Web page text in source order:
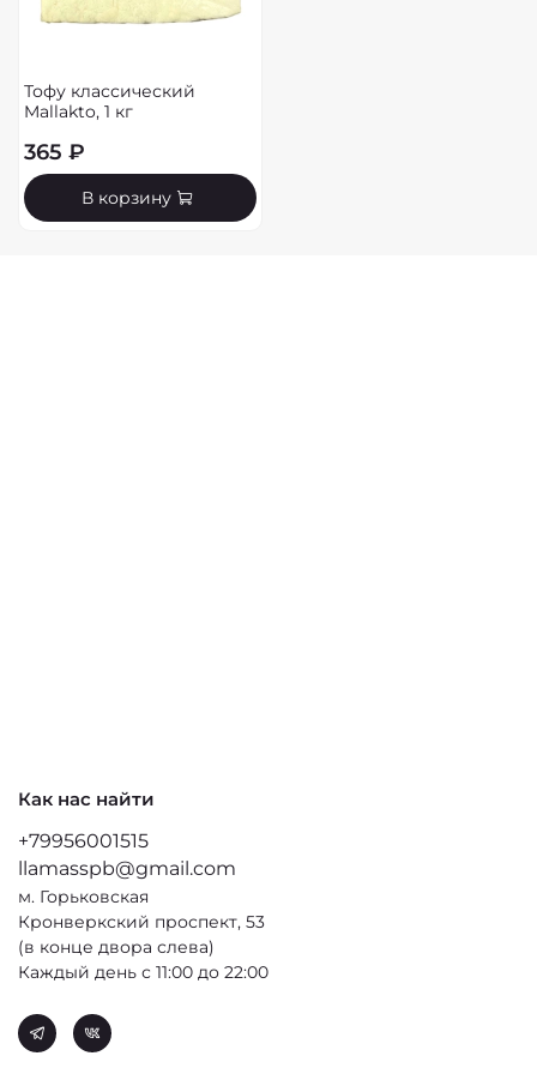
Тофу классический
Mallakto, 1 кг
365 ₽
В корзину
Как нас найти
+79956001515
llamasspb@gmail.com
м. Горьковская
Кронверкский проспект, 53
(в конце двора слева)
Каждый день с 11:00 до 22:00